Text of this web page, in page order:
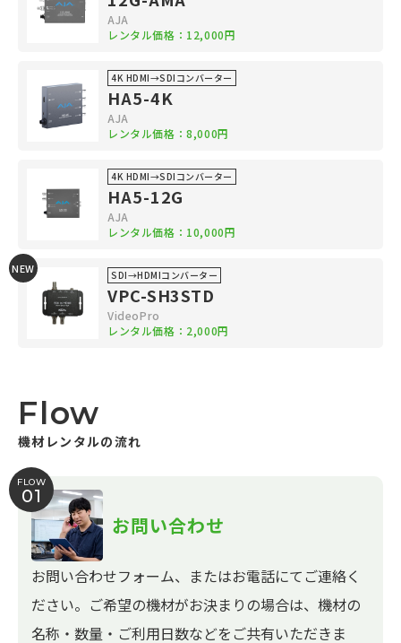
AJA
レンタル価格：12,000円
4K HDMI→SDIコンバーター
HA5-4K
AJA
レンタル価格：8,000円
4K HDMI→SDIコンバーター
HA5-12G
AJA
レンタル価格：10,000円
NEW SDI→HDMIコンバーター
VPC-SH3STD
VideoPro
レンタル価格：2,000円
Flow
機材レンタルの流れ
FLOW
01
お問い合わせ
お問い合わせフォーム、またはお電話にてご連絡く
ださい。ご希望の機材がお決まりの場合は、機材の
名称・数量・ご利用日数などをご共有いただきま